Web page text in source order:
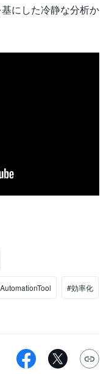
にした冷静な分析か
#効率化